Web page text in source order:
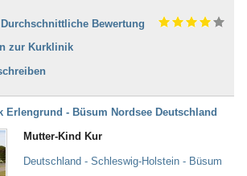
Durchschnittliche Bewertung
zur Kurklinik
Erlengrund - Büsum Nordsee Deutschland
Mutter-Kind Kur
Deutschland - Schleswig-Holstein - Büsum